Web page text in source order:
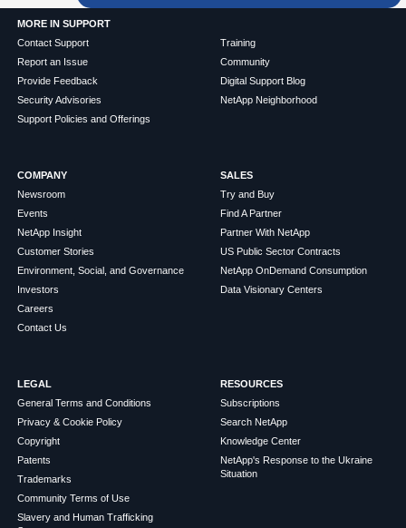
MORE IN SUPPORT
Contact Support
Report an Issue
Provide Feedback
Security Advisories
Support Policies and Offerings
Training
Community
Digital Support Blog
NetApp Neighborhood
COMPANY
Newsroom
Events
NetApp Insight
Customer Stories
Environment, Social, and Governance
Investors
Careers
Contact Us
SALES
Try and Buy
Find A Partner
Partner With NetApp
US Public Sector Contracts
NetApp OnDemand Consumption
Data Visionary Centers
LEGAL
General Terms and Conditions
Privacy & Cookie Policy
Copyright
Patents
Trademarks
Community Terms of Use
Slavery and Human Trafficking
RESOURCES
Subscriptions
Search NetApp
Knowledge Center
NetApp's Response to the Ukraine
Situation